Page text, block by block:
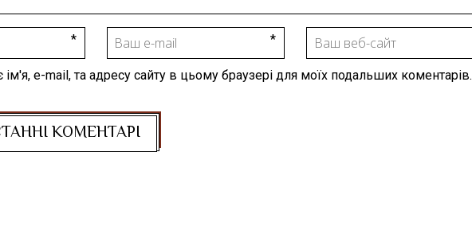
ім'я, e-mail, та адресу сайту в цьому браузері для моїх подальших коментарів.